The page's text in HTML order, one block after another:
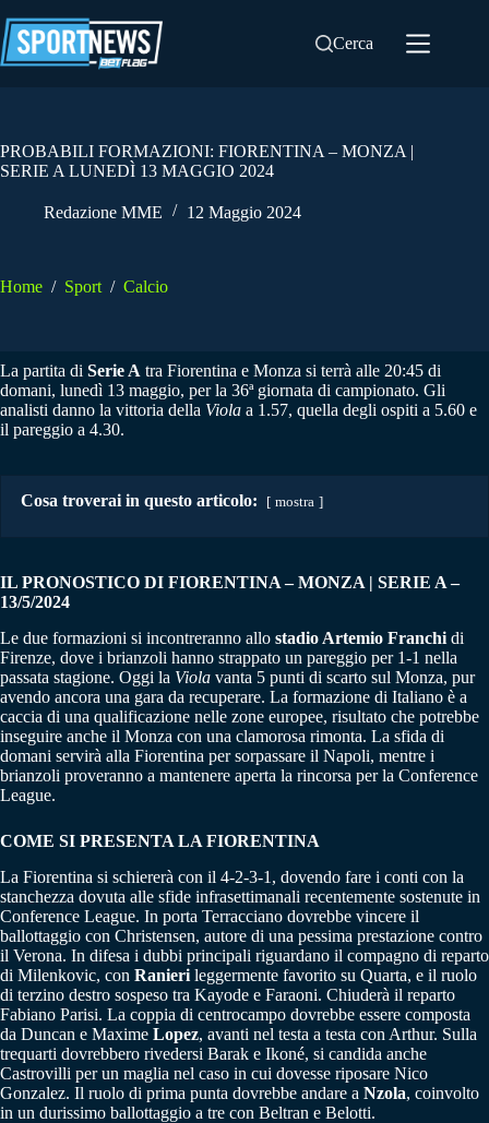
al
contenuto
Cerca
PROBABILI FORMAZIONI: FIORENTINA – MONZA |
SERIE A LUNEDÌ 13 MAGGIO 2024
Redazione MME 12 Maggio 2024
Home / Sport / Calcio
La partita di Serie A tra Fiorentina e Monza si terrà alle 20:45 di
domani, lunedì 13 maggio, per la 36ª giornata di campionato. Gli
analisti danno la vittoria della Viola a 1.57, quella degli ospiti a 5.60 e
il pareggio a 4.30.
Cosa troverai in questo articolo: mostra
IL PRONOSTICO DI FIORENTINA – MONZA | SERIE A –
13/5/2024
Le due formazioni si incontreranno allo stadio Artemio Franchi di
Firenze, dove i brianzoli hanno strappato un pareggio per 1-1 nella
passata stagione. Oggi la Viola vanta 5 punti di scarto sul Monza, pur
avendo ancora una gara da recuperare. La formazione di Italiano è a
caccia di una qualificazione nelle zone europee, risultato che potrebbe
inseguire anche il Monza con una clamorosa rimonta. La sfida di
domani servirà alla Fiorentina per sorpassare il Napoli, mentre i
brianzoli proveranno a mantenere aperta la rincorsa per la Conference
League.
COME SI PRESENTA LA FIORENTINA
La Fiorentina si schiererà con il 4-2-3-1, dovendo fare i conti con la
stanchezza dovuta alle sfide infrasettimanali recentemente sostenute in
Conference League. In porta Terracciano dovrebbe vincere il
ballottaggio con Christensen, autore di una pessima prestazione contro
il Verona. In difesa i dubbi principali riguardano il compagno di reparto
di Milenkovic, con Ranieri leggermente favorito su Quarta, e il ruolo
di terzino destro sospeso tra Kayode e Faraoni. Chiuderà il reparto
Fabiano Parisi. La coppia di centrocampo dovrebbe essere composta
da Duncan e Maxime Lopez, avanti nel testa a testa con Arthur. Sulla
trequarti dovrebbero rivedersi Barak e Ikoné, si candida anche
Castrovilli per un maglia nel caso in cui dovesse riposare Nico
Gonzalez. Il ruolo di prima punta dovrebbe andare a Nzola, coinvolto
in un durissimo ballottaggio a tre con Beltran e Belotti.